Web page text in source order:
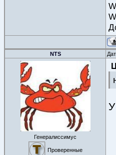
NTS
Генералиссимус
Проверенные